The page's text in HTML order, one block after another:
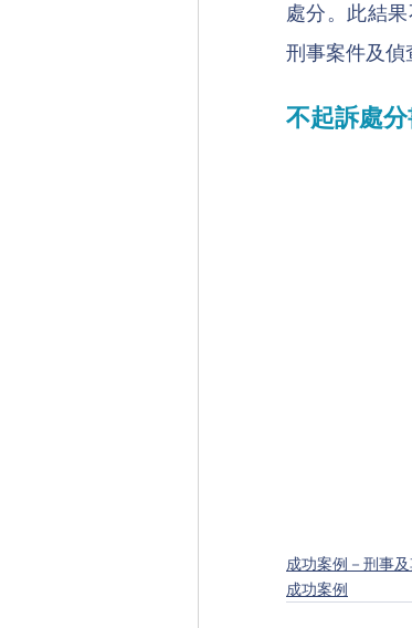
處分。此結
刑事案件及偵
不起訴處
成功案例－刑事
成功案例